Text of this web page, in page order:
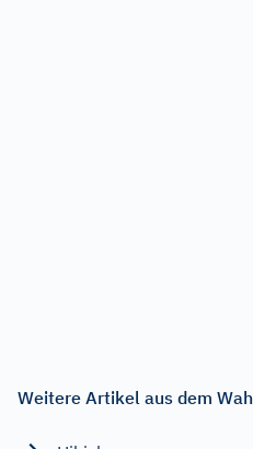
Weitere Artikel aus dem